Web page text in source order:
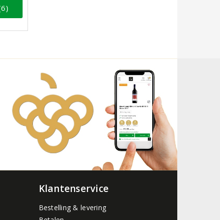
Klantenservice
Bestelling & levering